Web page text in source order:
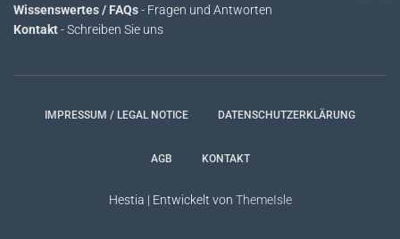
Wissenswertes / FAQs- Fragen und Antworten
Kontakt- Schreiben Sie uns
IMPRESSUM / LEGAL NOTICE DATENSCHUTZERKLÄRUNG
AGB KONTAKT
Hestia | Entwickelt von ThemeIsle